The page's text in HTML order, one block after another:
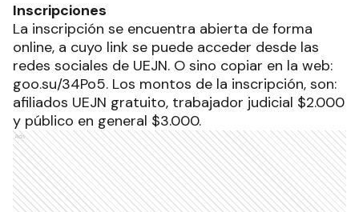
Inscripciones
La inscripción se encuentra abierta de forma
online, a cuyo link se puede acceder desde las
redes sociales de UEJN. O sino copiar en la web:
goo.su/34Po5. Los montos de la inscripción, son:
afiliados UEJN gratuito, trabajador judicial $2.000
y público en general $3.000.
Ads